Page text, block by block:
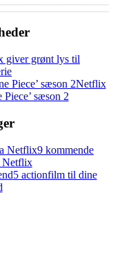
giver grønt lys til
Netflix
sæson 2
9 kommende
Netflix
5 actionfilm til dine